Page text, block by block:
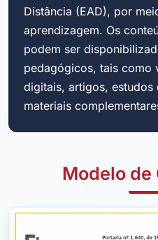
Distância (EAD), por
aprendizagem. Os
podem ser
pedagógicos, tais como
digitais, artigos,
materiais
Modelo